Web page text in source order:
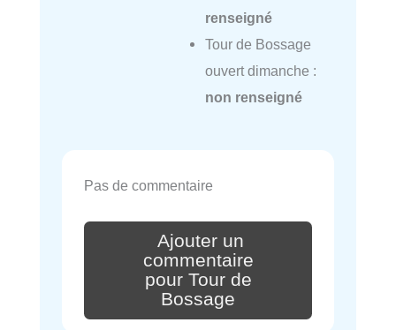
renseigné
Tour de Bossage
ouvert dimanche :
non renseigné
Pas de commentaire
Ajouter un
commentaire
pour Tour de
Bossage